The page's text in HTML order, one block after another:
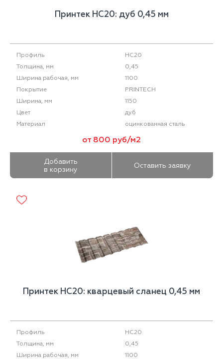
Принтек НС20: дуб 0,45 мм
Профиль
НС20
Толщина, мм
0,45
Ширина рабочая, мм
1100
Покрытие
PRINTECH
Ширина, мм
1150
Цвет
дуб
Материал
оцинкованная сталь
от 800 руб/м2
Добавить
в корзину
Оставить заявку
Принтек НС20: кварцевый сланец 0,45 мм
Профиль
НС20
Толщина, мм
0,45
Ширина рабочая, мм
1100